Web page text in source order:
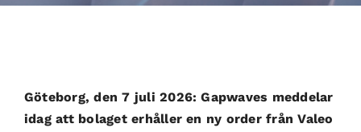
Göteborg, den 7 juli 2026: Gapwaves meddelar
idag att bolaget erhåller en ny order från Valeo